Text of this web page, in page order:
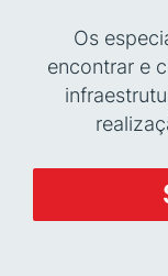
Os
encontrar e